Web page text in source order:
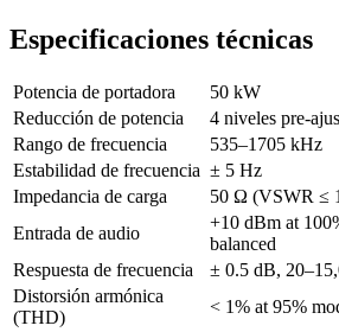
Especificaciones técnicas
Potencia de portadora
50 kW
Reducción de potencia
4 niveles pre-
Rango de frecuencia
535–1705 kHz
Estabilidad de frecuencia ± 5 Hz
Impedancia de carga
50 Ω (VSWR ≤
Entrada de audio
+10 dBm at
balanced
Respuesta de frecuencia
± 0.5 dB,
Distorsión armónica
(THD)
< 1% at 95%